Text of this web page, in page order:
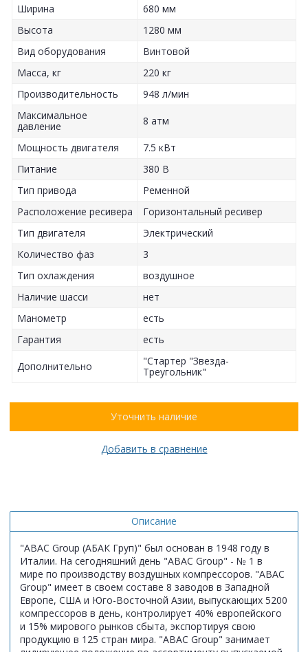
Ширина
680 мм
Высота
1280 мм
Вид оборудования
Винтовой
Масса, кг
220 кг
Производительность
948 л/мин
Максимальное
давление
8 атм
Мощность двигателя
7.5 кВт
Питание
380 В
Тип привода
Ременной
Расположение ресивера
Горизонтальный ресивер
Тип двигателя
Электрический
Количество фаз
3
Тип охлаждения
воздушное
Наличие шасси
нет
Манометр
есть
Гарантия
есть
Дополнительно
"Стартер "Звезда-
Треугольник"
Уточнить наличие
Добавить в сравнение
Описание
"ABAC Group (АБАК Груп)" был основан в 1948 году в
Италии. На сегодняшний день "ABAC Group" - № 1 в
мире по производству воздушных компрессоров. "ABAC
Group" имеет в своем составе 8 заводов в Западной
Европе, США и Юго-Восточной Азии, выпускающих 5200
компрессоров в день, контролирует 40% европейского
и 15% мирового рынков сбыта, экспортируя свою
продукцию в 125 стран мира. "ABAC Group" занимает